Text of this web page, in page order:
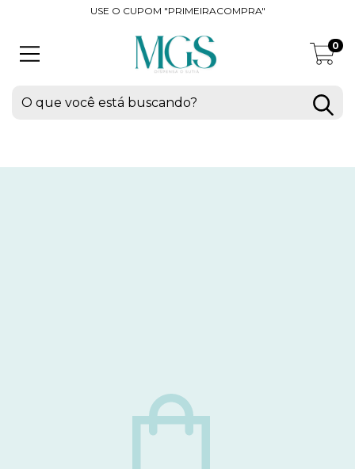
USE O CUPOM "PRIMEIRACOMPRA"
0